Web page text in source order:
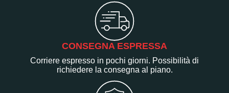
CONSEGNA ESPRESSA
Corriere espresso in pochi giorni. Possibilità di
richiedere la consegna al piano.